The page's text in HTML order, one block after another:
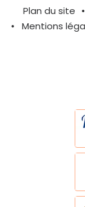
Plan du site
Mentions